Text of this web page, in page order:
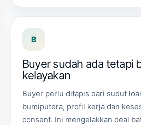
B
Buyer sudah ada tetapi
kelayakan
Buyer perlu ditapis dari sudut
bumiputera, profil kerja dan
consent. Ini mengelakkan deal